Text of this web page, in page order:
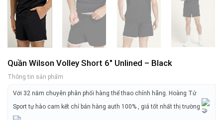
Quần Wilson Volley Short 6″ Unlined – Black
Thông tin sản phẩm
Với 32 năm chuyên phân phối hàng thể thao chính hãng. Hoàng Tử
Sport tự hào cam kết chỉ bán hàng auth 100% , giá tốt nhất thị trường